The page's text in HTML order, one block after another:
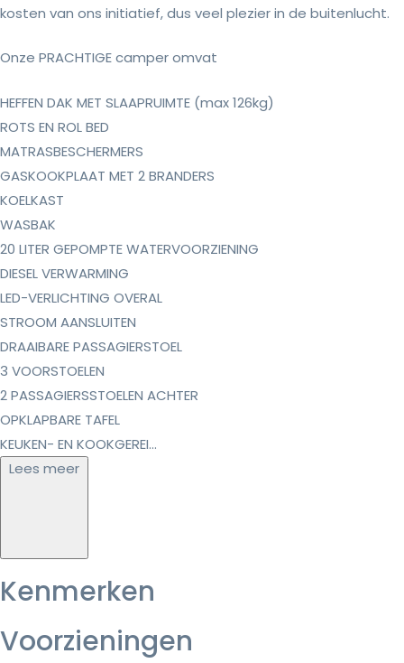
kosten van ons initiatief, dus veel plezier in de buitenlucht.
Onze PRACHTIGE camper omvat
HEFFEN DAK MET SLAAPRUIMTE (max 126kg)
ROTS EN ROL BED
MATRASBESCHERMERS
GASKOOKPLAAT MET 2 BRANDERS
KOELKAST
WASBAK
20 LITER GEPOMPTE WATERVOORZIENING
DIESEL VERWARMING
LED-VERLICHTING OVERAL
STROOM AANSLUITEN
DRAAIBARE PASSAGIERSTOEL
3 VOORSTOELEN
2 PASSAGIERSSTOELEN ACHTER
OPKLAPBARE TAFEL
KEUKEN- EN KOOKGEREI...
Lees meer
Kenmerken
Voorzieningen